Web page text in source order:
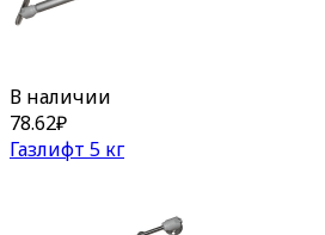
В наличии
78.62₽
Газлифт 5 кг